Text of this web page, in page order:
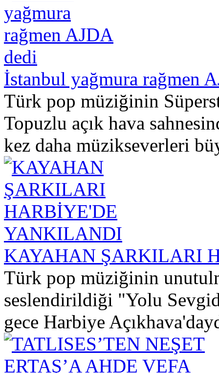
İstanbul yağmura rağmen
Türk pop müziğinin
Topuzlu açık hava
kez daha müzikseverleri
KAYAHAN ŞARKILARI
Türk pop müziğinin
seslendirildiği "Yolu
gece Harbiye